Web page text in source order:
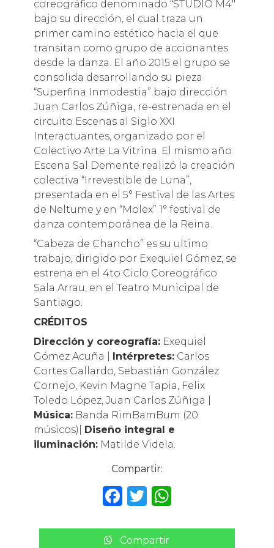
coreográfico denominado “STUDIO M4″
bajo su dirección, el cual traza un
primer camino estético hacia el que
transitan como grupo de accionantes
desde la danza. El año 2015 el grupo se
consolida desarrollando su pieza
“Superfina Inmodestia” bajo dirección
Juan Carlos Zúñiga, re-estrenada en el
circuito Escenas al Siglo XXI
Interactuantes, organizado por el
Colectivo Arte La Vitrina. El mismo año
Escena Sal Demente realizó la creación
colectiva “Irrevestible de Luna”,
presentada en el 5° Festival de las Artes
de Neltume y en “Molex” 1° festival de
danza contemporánea de la Reina.
“Cabeza de Chancho” es su ultimo
trabajo, dirigido por Exequiel Gómez, se
estrena en el 4to Ciclo Coreográfico
Sala Arrau, en el Teatro Municipal de
Santiago.
CRÉDITOS
Dirección y coreografía:Exequiel
Gómez Acuña | Intérpretes:Carlos
Cortes Gallardo, Sebastián González
Cornejo, Kevin Magne Tapia, Felix
Toledo López, Juan Carlos Zúñiga |
Música:Banda RimBamBum (20
músicos)| Diseño integral e
iluminación:Matilde Videla.
Compartir:
F
c
T
it
W
a
Compartir